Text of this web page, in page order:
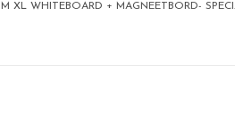
XL WHITEBOARD + MAGNEETBORD-